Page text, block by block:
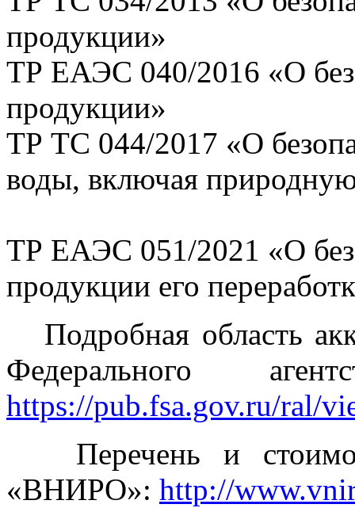
продукции»
ТР ЕАЭС 040/2016 «О
продукции»
ТР ТС 044/2017 «О
воды, включая
ТР ЕАЭС 051/2021 «О
продукции его
Подробная область
Федерального
https://pub.fsa.gov.ru/ral/
Перечень и
«ВНИРО»: http://